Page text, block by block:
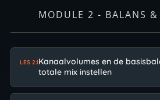
MODULE 2 - BALANS &
LES 2.1Kanaalvolumes en de
totale mix instellen